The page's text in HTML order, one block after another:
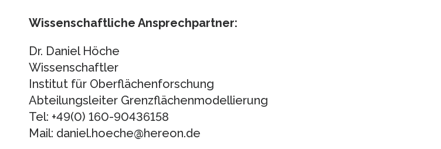
Wissenschaftliche Ansprechpartner:
Dr. Daniel Höche
Wissenschaftler
Institut für Oberflächenforschung
Abteilungsleiter Grenzflächenmodellierung
Tel: +49(0) 160-90436158
Mail: daniel.hoeche@hereon.de